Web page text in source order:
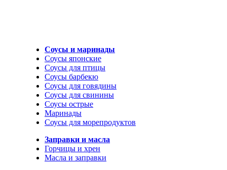
Соусы и маринады
Соусы японские
Соусы для птицы
Соусы барбекю
Соусы для говядины
Соусы для свинины
Соусы острые
Маринады
Соусы для морепродуктов
Заправки и масла
Горчицы и хрен
Масла и заправки